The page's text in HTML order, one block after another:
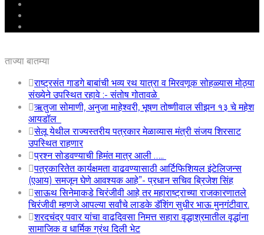
ताज्या बातम्या
राष्ट्रसंत गाडगे बाबांची भव्य रथ यात्रा व मिरवणूक सोहळ्यास मोठ्या
संख्येने उपस्थित रहावे :- संतोष गोतावळे
ऋतुजा सोमाणी, अनुजा माहेश्वरी, भूषण तोष्णीवाल सीझन १३ चे महेश
आयडॉल
सेलू येथील राज्यस्तरीय पत्रकार मेळाव्यास मंत्री संजय शिरसाट
उपस्थित राहणार
प्रश्न सोडवण्याची हिमंत मात्र आली …..
पत्रकारितेत कार्यक्षमता वाढवण्यासाठी आर्टिफिशियल इंटेलिजन्स
(एआय) समजून घेणे आवश्यक आहे”- प्रधान सचिव ब्रिजेश सिंह
साऊथ सिनेमाकडे चिरंजीवी आहे तर महाराष्ट्राच्या राजकारणातले
चिरंजीवी म्हणजे आपल्या सर्वांचे लाडके डॅशिंग सुधीर भाऊ मुनगंटीवार.
शरदचंद्र पवार यांचा वाढदिवसा निमत्त सहारा वृद्धाश्रमातील वृद्धांना
सामाजिक व धार्मिक ग्रंथ दिली भेट